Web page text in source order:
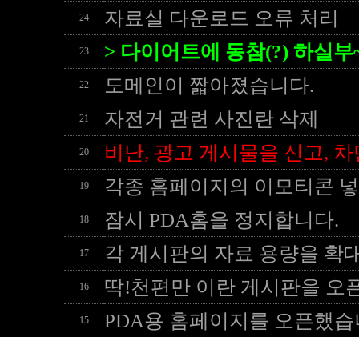
24 자료실 다운로드 오류 처리
23 > 다이어트에 동참(?) 하실부
22 도메인이 짧아졌습니다.
21 자전거 관련 사진란 삭제
20 비난, 광고 게시물을 신고,
19 각종 홈페이지의 이모티콘
18 잠시 PDA홈을 정지합니다.
17 각 게시판의 자료 용량을 확
16 딱!천편만 이란 게시판을 오
15 PDA용 홈페이지를 오픈했습